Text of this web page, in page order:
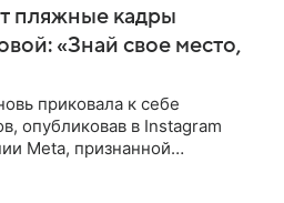
пляжные кадры
«Знай свое место,
приковала к себе
опубликовав в Instagram
Meta, признанной